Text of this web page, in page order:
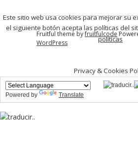
Fruitful theme byfruitfulcode
WordPress
Este sitio web usa cookies para mejorar su
el siguiente botón acepta las políticas del
políticas
Privacy & Cookies
Powered by Translate